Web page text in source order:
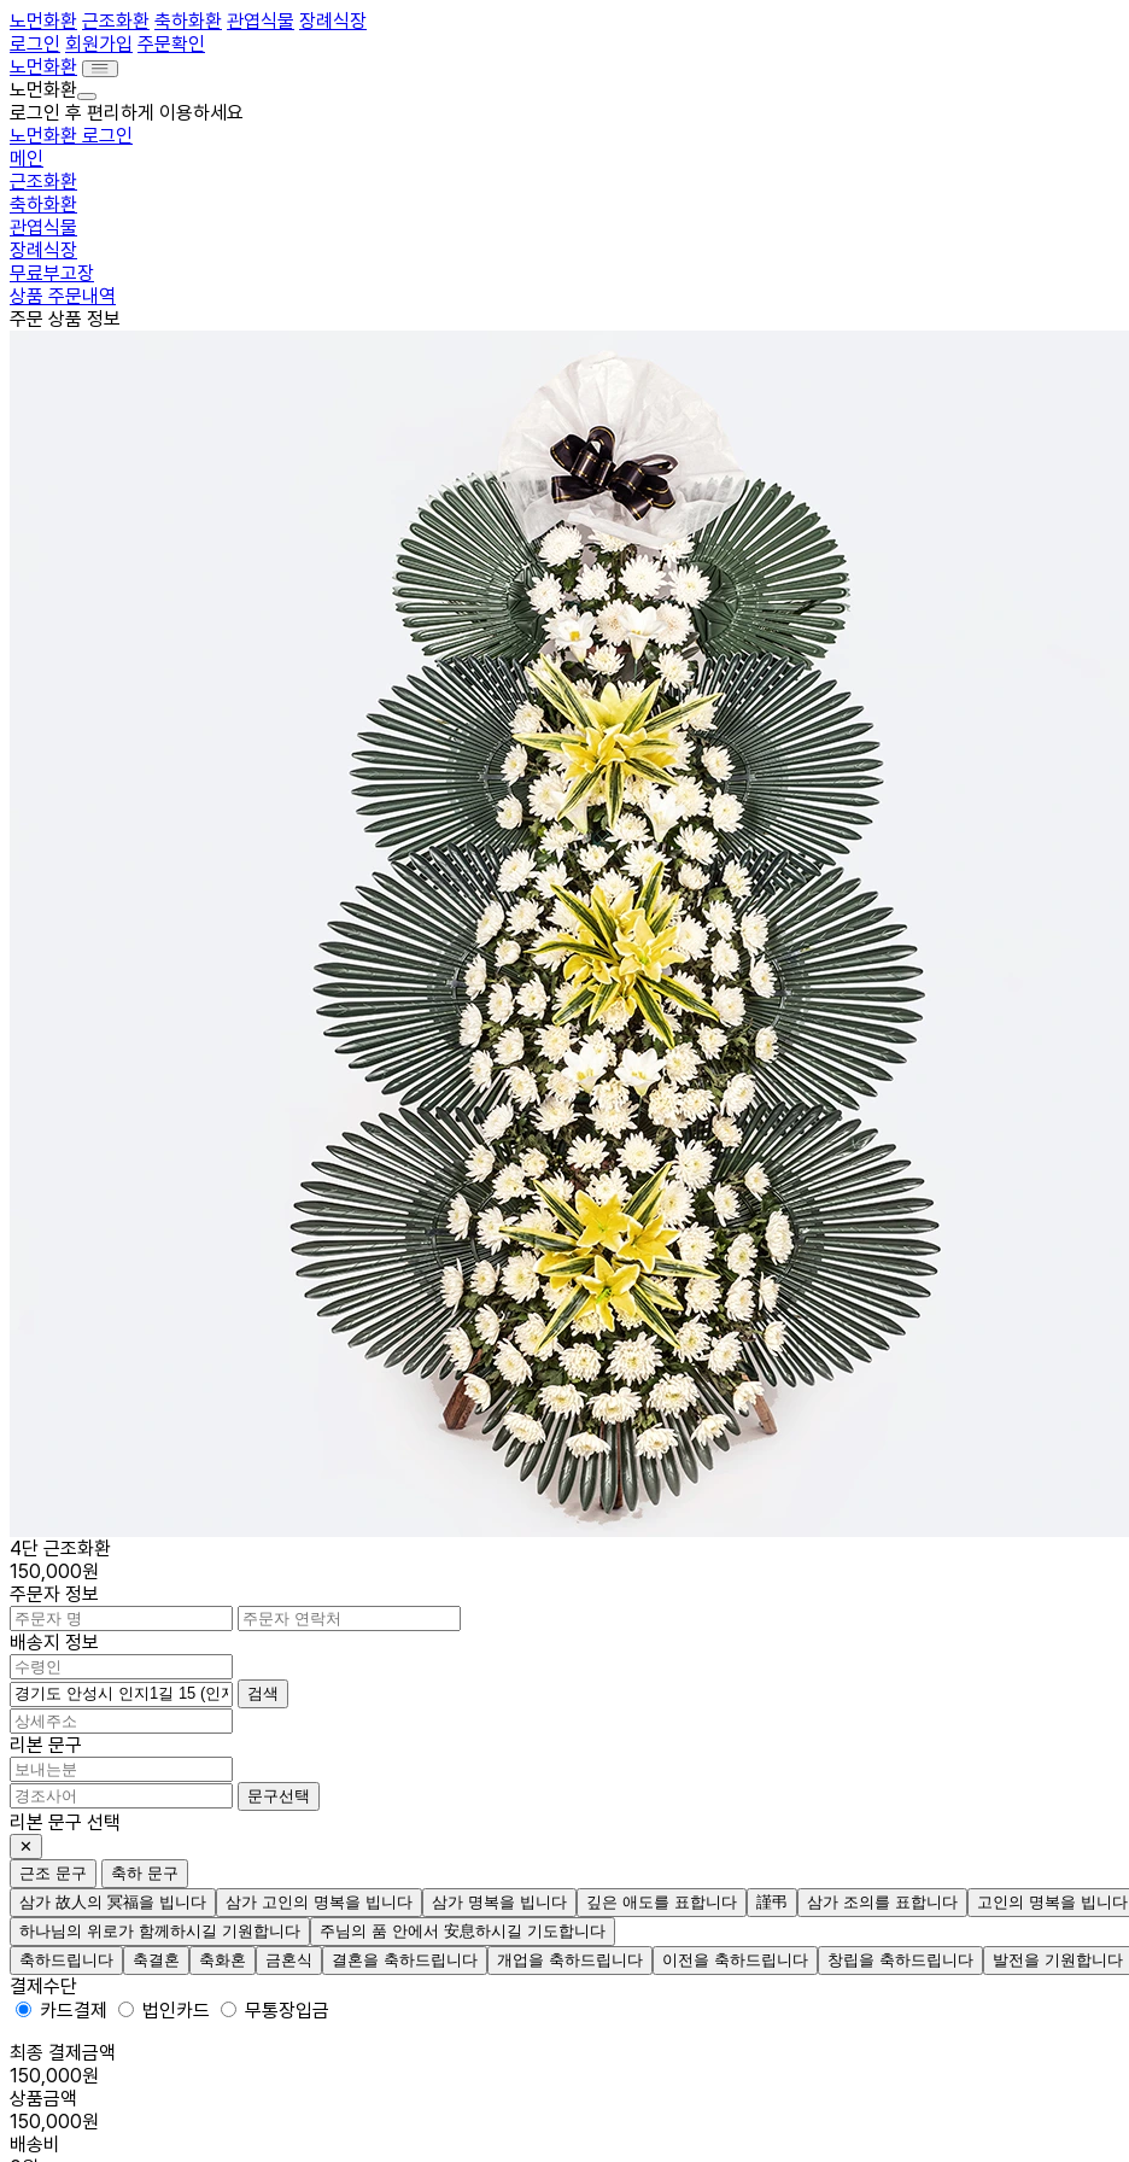
노먼화환 근조화환 축하화환 관엽식물 장례식장
로그인 회원가입 주문확인
노먼화환
노먼화환
로그인 후 편리하게 이용하세요
노먼화환 로그인
메인
근조화환
축하화환
관엽식물
장례식장
무료부고장
상품 주문내역
주문 상품 정보
4단 근조화환
150,000원
주문자 정보
배송지 정보
검색
리본 문구
문구선택
리본 문구 선택
✕
근조 문구
축하 문구
삼가 故人의 冥福을 빕니다
삼가 고인의 명복을 빕니다 삼가 명복을 빕니다 깊은 애도를 표합니다 謹弔 삼가 조의를 표합니다 고인의 명복을 빕니다
하나님의 위로가 함께하시길 기원합니다
주님의 품 안에서 安息하시길 기도합니다
축하드립니다
축결혼 축화혼 금혼식 결혼을 축하드립니다 개업을 축하드립니다 이전을 축하드립니다 창립을 축하드립니다 발전을 기원합니다
결제수단
카드결제
법인카드
무통장입금
최종 결제금액
150,000원
상품금액
150,000원
배송비